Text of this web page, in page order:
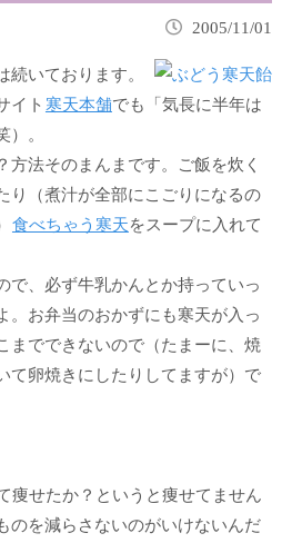
2005/11/01
続いております。
イト 寒天本舗でも「気長に半年は
。
方法そのまんまです。ご飯を炊く
り（煮汁が全部にこごり になるの
食べちゃう寒天をスープに入れて
で、必ず牛乳かんとか持っていっ
。お弁当のおかずにも寒天が入っ
までできないので（たまーに、焼
て卵焼きにしたりしてますが）で
痩せたか？というと痩せてません
のを減らさないのがいけないんだ